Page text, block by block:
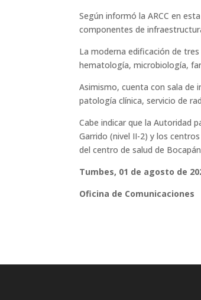
Según informó la ARCC en
componentes de
La moderna edificación de
hematología, microbiología,
Asimismo, cuenta con sala de
patología clínica, servicio de
Cabe indicar que la Autoridad
Garrido (nivel II-2) y los
del centro de salud de
Tumbes, 01 de agosto de
Oficina de Comunicaciones